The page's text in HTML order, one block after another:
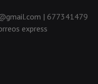
| 677341479
express